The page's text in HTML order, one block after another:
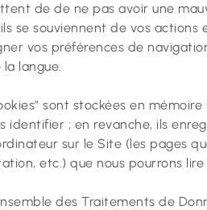
de de ne pas avoir une
se souviennent de vos
vos préférences de
la langue.
sont stockées en
identifier ; en revanche, ils
sur le Site (les pages
etc.) que nous pourrons
des Traitements de